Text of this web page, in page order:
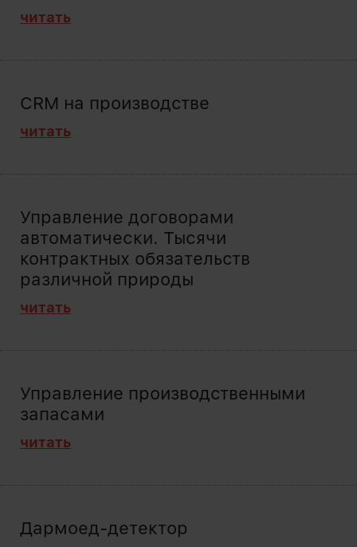
читать
CRM на производстве
читать
Управление договорами
автоматически. Тысячи
контрактных обязательств
различной природы
читать
Управление производственными
запасами
читать
Дармоед-детектор